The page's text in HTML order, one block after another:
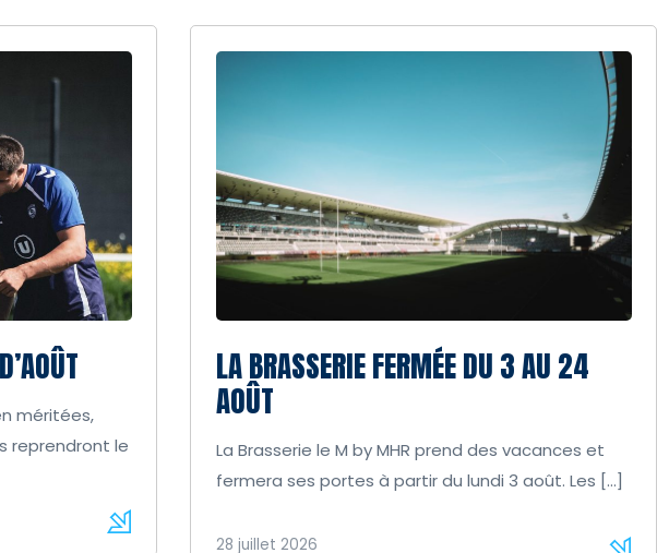
méritées,
reprendront le
LA BRASSERIE FERMÉE DU 3 AU 24
AOÛT
La Brasserie le M by MHR prend des vacances et
fermera ses portes à partir du lundi 3 août. Les […]
28 juillet 2026